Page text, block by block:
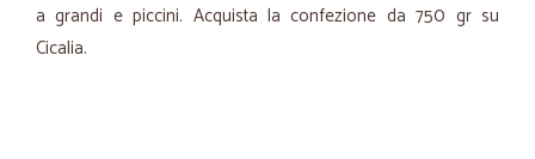
a grandi e piccini. Acquista la confezione da 750 gr su
Cicalia.